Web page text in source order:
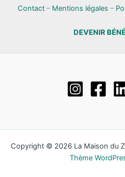
Contact– Mentions légales –
DEVENIR
Copyright © 2026 La Maison du
Thème